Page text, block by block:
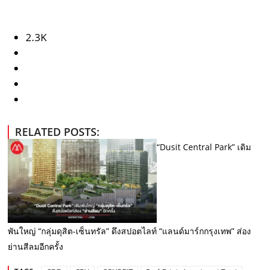
2.3K
RELATED POSTS:
“Dusit Central Park” เดิม
พันใหญ่ “กลุ่มดุสิต-เซ็นทรัล” ดึงสปอตไลท์ “แลนด์มาร์กกรุงเทพ” ส่อง
ย่านสีลมอีกครั้ง